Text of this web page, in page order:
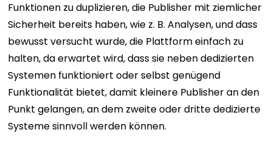
Funktionen zu duplizieren, die Publisher mit ziemlicher
Sicherheit bereits haben, wie z. B. Analysen, und dass
bewusst versucht wurde, die Plattform einfach zu
halten, da erwartet wird, dass sie neben dedizierten
Systemen funktioniert oder selbst genügend
Funktionalität bietet, damit kleinere Publisher an den
Punkt gelangen, an dem zweite oder dritte dedizierte
Systeme sinnvoll werden können.